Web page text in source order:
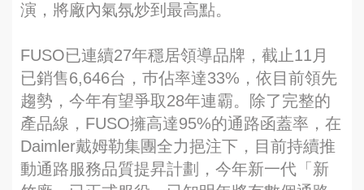
演，將廠內氣氛炒到最高點。
FUSO已連續27年穩居領導品牌，截止11月
已銷售6,646台，巿佔率達33%，依目前領先
趨勢，今年有望爭取28年連霸。除了完整的
產品線，FUSO擁高達95%的通路函蓋率，在
Daimler戴姆勒集團全力挹注下，目前持續推
動通路服務品質提昇計劃，今年新一代「新